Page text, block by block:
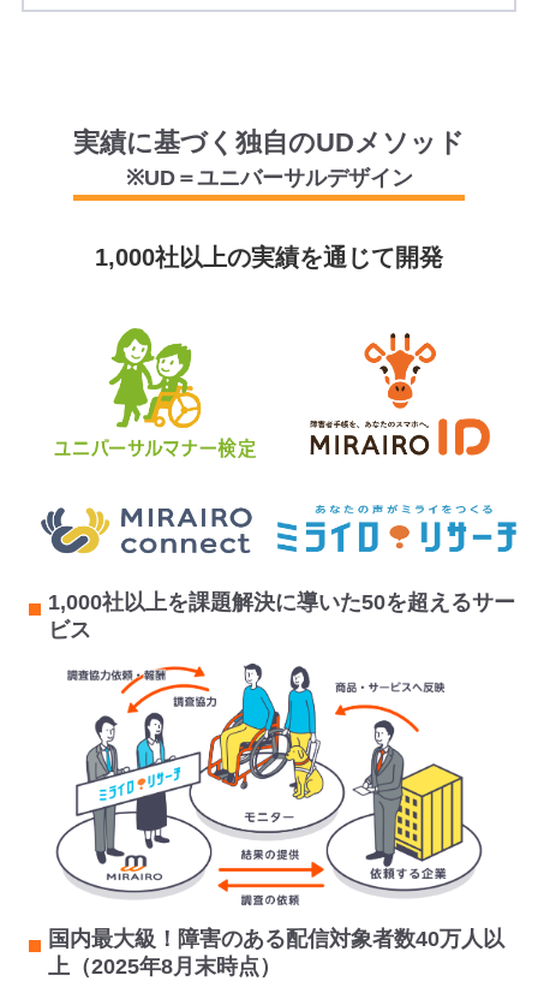
実績に基づく独自のUDメソッド
※UD＝ユニバーサルデザイン
1,000社以上の実績を通じて開発
1,000社以上を課題解決に導いた50を超えるサー
ビス
国内最大級！障害のある配信対象者数40万人以
上（2025年8月末時点）